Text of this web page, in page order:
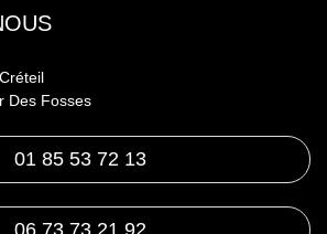
Des Fosses
01 85 53 72 13
06 73 73 21 92